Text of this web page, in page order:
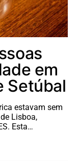
em
Setúbal
estavam sem
Lisboa,
Esta…